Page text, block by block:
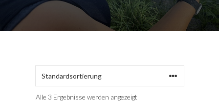
Alle 3 Ergebnisse werden angezeigt